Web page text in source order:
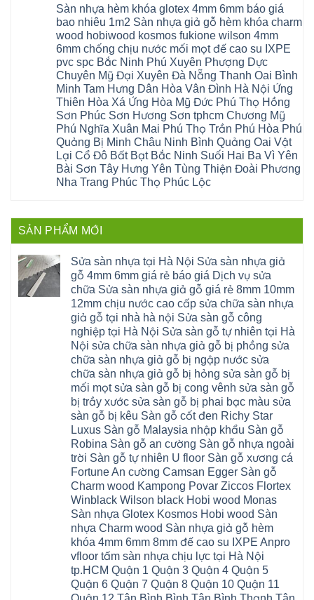
Nam
Định
Sóc
Sơn
Ninh
Bình
Thái
Bình
Vĩnh
Phúc
Tây
Hồ
Thanh
Hóa
Đa
Nghệ
An
đà
nẵng
thanh
xuân
cầu
giấy
hoành
bồ
long
ninh
giang
hoàng
mai
quảng
ninh
tây
hồ
sơn
tây
thất
mê
trì
bắc
ninh
quốc
đông
phòng
xuyên
đống
giang
nhựa
composite
Phúc
Thọ
Phúc
Lộc
Hát
Môn
Sài
Gòn
Thạch
Thất
Hạ
Bằng
Tây
Phương
tphcm
Hòa
Lạc
Yên
Xuân
Đạo
Đà
Nẵng
Phú
Phú
Đức
Đồng
Dương
Đồng
Khánh
Phượng
Thuận
Tràng
Đổng
Phòng
Đông
Phúc
nghiệp
tại
Nội
Sửa
nhựa
giả
gỗ
Sửa
mặt
bậc
cầu
thang
nhựa
sửa
cửa
nhựa
composite
Thanh
Nam
Phù
Hồi
Thanh
Liệt
Thượng
Phúc
Thường
Chương
Dương
Hồng
Xuyên
Phượng
Nẵng
Xuyên
Thanh
Nghệ
bình
luận
ở
Sửa
sàn
gỗ
bị
hở
tại
Hà
Nội
sàn
gỗ
công
nghiệp
hở
Sửa
sàn
Sửa
mặt
bậc
cầu
thang
nhựa
sửa
nhựa
composite
Xuân
Quảng
Xuân
Phương
Nẵng
Hưng
Hưng
Phúc
Sàn nhựa hèm khóa glotex 4mm 6mm báo giá
bao nhiêu 1m2 Sàn nhựa giả gỗ hèm khóa charm
wood hobiwood kosmos fukione wilson 4mm
6mm chống chịu nước mối mọt đế cao su IXPE
pvc spc Bắc Ninh Phú Xuyên Phượng Dực
Chuyên Mỹ Đại Xuyên Đà Nẵng Thanh Oai Bình
Minh Tam Hưng Dân Hòa Vân Đình Hà Nội Ứng
Thiên Hòa Xá Ứng Hòa Mỹ Đức Phú Thọ Hồng
Sơn Phúc Sơn Hương Sơn tphcm Chương Mỹ
Phú Nghĩa Xuân Mai Phú Thọ Trần Phú Hòa Phú
Quảng Bị Minh Châu Ninh Bình Quảng Oai Vật
Lại Cổ Đô Bất Bạt Bắc Ninh Suối Hai Ba Vì Yên
Bài Sơn Tây Hưng Yên Tùng Thiện Đoài Phương
Nha Trang Phúc Thọ Phúc Lộc
luận
ở
hèm
khóa
glotex
6mm
nhiêu
nhựa
charm
wood
hobiwood
kosmos
fukione
nước
SẢN PHẨM MỚI
Sửa sàn nhựa tại Hà Nội Sửa sàn nhựa giả
gỗ 4mm 6mm giá rẻ báo giá Dịch vụ sửa
chữa Sửa sàn nhựa giả gỗ giá rẻ 8mm 10mm
12mm chịu nước cao cấp sửa chữa sàn nhựa
giả gỗ tại nhà hà nội Sửa sàn gỗ công
nghiệp tại Hà Nội Sửa sàn gỗ tự nhiên tại Hà
Nội sửa chữa sàn nhựa giả gỗ bị phồng sửa
chữa sàn nhựa giả gỗ bị ngập nước sửa
chữa sàn nhựa giả gỗ bị hỏng sửa sàn gỗ bị
mối mọt sửa sàn gỗ bị cong vênh sửa sàn gỗ
bị trầy xước sửa sàn gỗ bị phai bạc màu sửa
sàn gỗ bị kêu Sàn gỗ cốt đen Richy Star
Luxus Sàn gỗ Malaysia nhập khẩu Sàn gỗ
Robina Sàn gỗ an cường Sàn gỗ nhựa ngoài
trời Sàn gỗ tự nhiên U floor Sàn gỗ xương cá
Fortune An cường Camsan Egger Sàn gỗ
Charm wood Kampong Povar Ziccos Flortex
Winblack Wilson black Hobi wood Monas
Sàn nhựa Glotex Kosmos Hobi wood Sàn
nhựa Charm wood Sàn nhựa giả gỗ hèm
khóa 4mm 6mm 8mm đế cao su IXPE Anpro
vfloor tấm sàn nhựa chịu lực tại Hà Nội
tp.HCM Quận 1 Quận 3 Quận 4 Quận 5
Quận 6 Quận 7 Quận 8 Quận 10 Quận 11